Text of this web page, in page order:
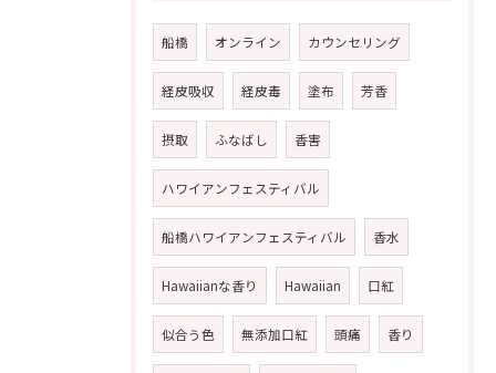
船橋 オンライン カウンセリング
経皮吸収 経皮毒 塗布 芳香
摂取 ふなばし 香害
ハワイアンフェスティバル
船橋ハワイアンフェスティバル 香水
Hawaiianな香り Hawaiian 口紅
似合う色 無添加口紅 頭痛 香り